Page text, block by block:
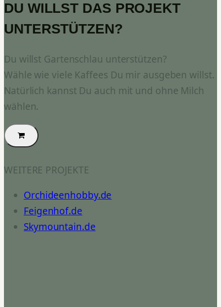
DU WILLST DAS PROJEKT
UNTERSTÜTZEN?
Du willst Gartenschlau unterstützen?
Wähle wie viele Kaffees Du mir ausgeben willst.
Natürlich kannst Du auch mit und ohne Milch
wählen.
WEITERE PROJEKTE
Orchideenhobby.de
Feigenhof.de
Skymountain.de